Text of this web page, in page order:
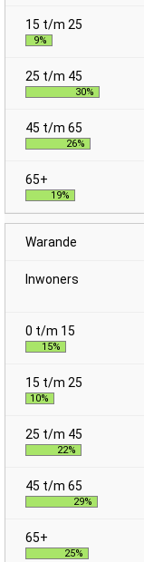
9%
30%
26%
19%
Warande
15%
10%
22%
29%
25%